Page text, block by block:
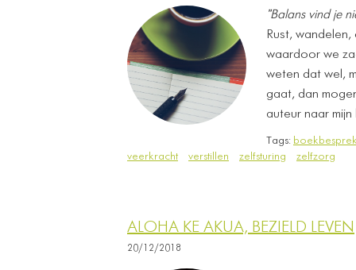
"Balans vind je
Rust,
waardoor we
weten dat wel,
gaat, dan
auteur naar
Tags:
veerkracht
verstillen zelfsturing zelfzorg
ALOHA KE AKUA, BEZIELD LEVEN
20/12/2018